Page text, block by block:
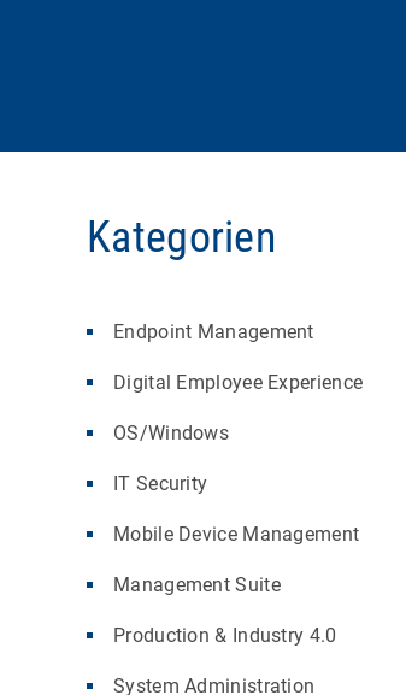
Kategorien
Endpoint Management
Digital Employee Experience
OS/Windows
IT Security
Mobile Device Management
Management Suite
Production & Industry 4.0
System Administration